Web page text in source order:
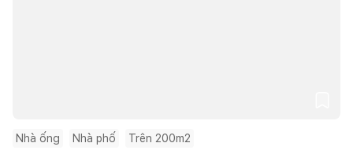
Nhà ống Nhà phố Trên 200m2